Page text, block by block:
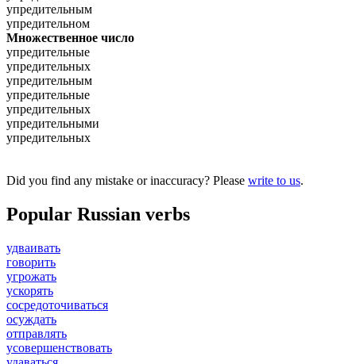
упредительным
упредительном
Множественное число
упредительные
упредительных
упредительным
упредительные
упредительных
упредительными
упредительных
Did you find any mistake or inaccuracy? Please write to us.
Popular Russian verbs
удваивать
говорить
угрожать
ускорять
сосредоточиваться
осуждать
отправлять
усовершенствовать